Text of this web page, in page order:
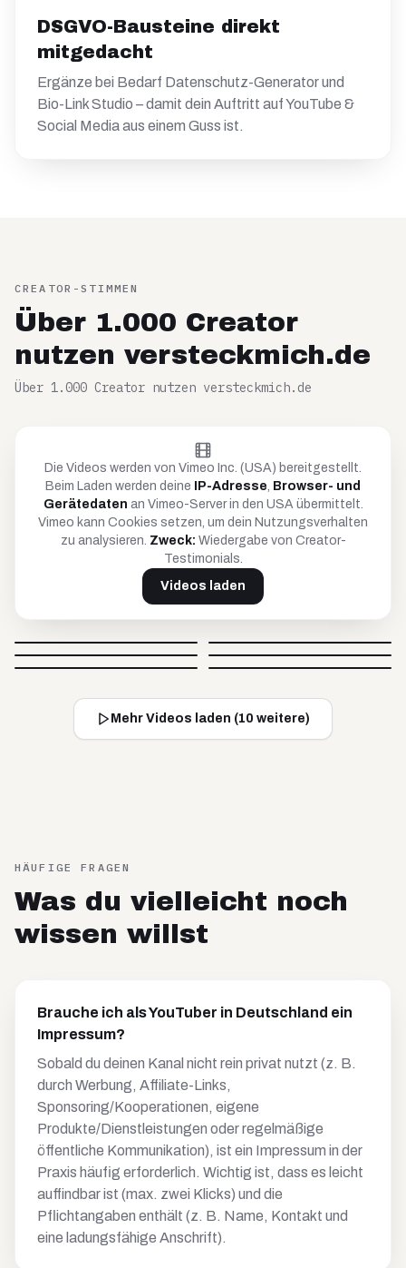
DSGVO-Bausteine direkt
mitgedacht
Ergänze bei Bedarf Datenschutz-Generator und
Bio-Link Studio – damit dein Auftritt auf YouTube &
Social Media aus einem Guss ist.
CREATOR-STIMMEN
Über 1.000 Creator
nutzen versteckmich.de
Über 1.000 Creator nutzen versteckmich.de
Die Videos werden von Vimeo Inc. (USA) bereitgestellt.
Beim Laden werden deine
IP-Adresse, Browser- und
Gerätedaten an Vimeo-Server in den USA übermittelt.
Vimeo kann Cookies setzen, um dein Nutzungsverhalten
zu analysieren. Zweck: Wiedergabe von Creator-
Testimonials.
Videos laden
Video blockiert Video blockiert
Video blockiert Video blockiert
Mehr Videos laden (10 weitere)
HÄUFIGE FRAGEN
Was du vielleicht noch
wissen willst
Brauche ich als YouTuber in Deutschland ein
Impressum?
Sobald du deinen Kanal nicht rein privat nutzt (z. B.
durch Werbung, Affiliate-Links,
Sponsoring/Kooperationen, eigene
Produkte/Dienstleistungen oder regelmäßige
öffentliche Kommunikation), ist ein Impressum in der
Praxis häufig erforderlich. Wichtig ist, dass es leicht
auffindbar ist (max. zwei Klicks) und die
Pflichtangaben enthält (z. B. Name, Kontakt und
eine ladungsfähige Anschrift).